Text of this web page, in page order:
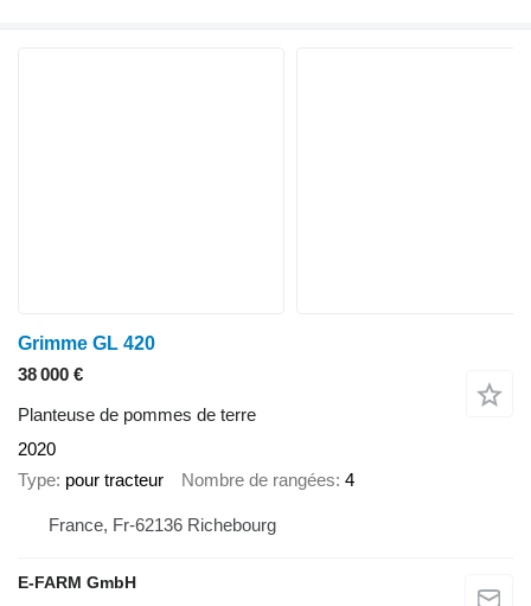
Grimme GL 420
38 000 €
Planteuse de pommes de terre
2020
Type pour tracteur Nombre de rangées 4
France, Fr-62136 Richebourg
E-FARM GmbH